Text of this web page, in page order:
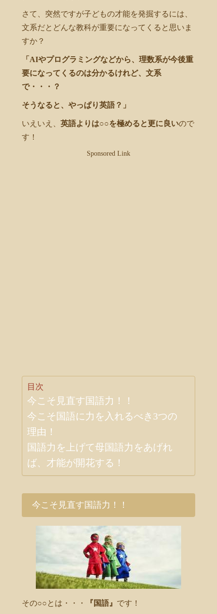
さて、突然ですが子どもの才能を発掘するには、
文系だとどんな教科が重要になってくると思いま
すか？
「AIやプログラミングなどから、理数系が今後重
要になってくるのは分かるけれど、文系
で・・・？
そうなると、やっぱり英語？」
いえいえ、 英語よりは○○を極めると更に良いので
す！
Sponsored Link
目次
今こそ見直す国語力！！
今こそ国語に力を入れるべき3つの
理由！
国語力を上げて母国語力をあげれ
ば、才能が開花する！
今こそ見直す国語力！！
その○○とは・・・ 『国語』 です！